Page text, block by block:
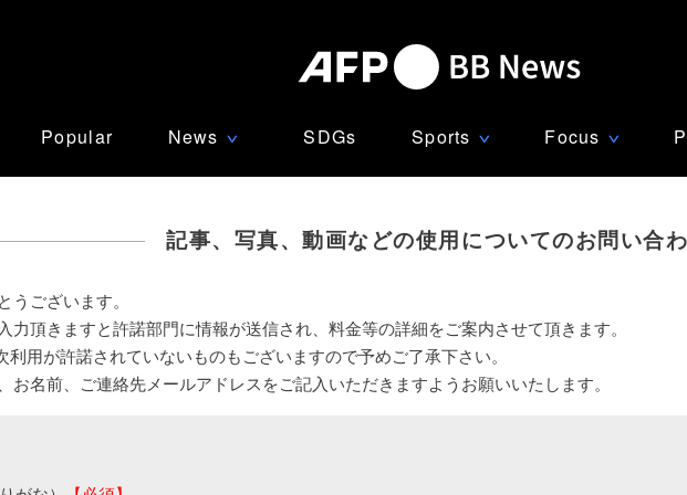
Popular News ∨ SDGs Sports ∨ Focus ∨
記事、写真、動画などの使用についてのお問い合
うございます。
力頂きますと許諾部門に情報が送信され、料金等の詳細をご案内させて頂きます。
利用が許諾されていないものもございますので予めご了承下さい。
お名前、ご連絡先メールアドレスをご記入いただきますようお願いいたします。